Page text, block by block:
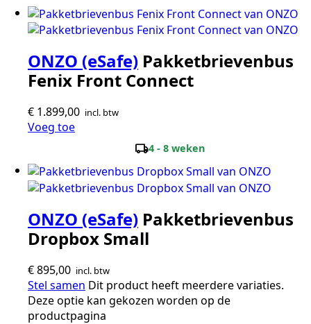
ONZO (eSafe) Pakketbrievenbus
Fenix Front Connect
€ 1.899,00 incl. btw
Voeg toe
local_shipping4 - 8 weken
ONZO (eSafe) Pakketbrievenbus
Dropbox Small
€895,00 incl. btw
Stel samen Dit product heeft meerdere variaties.
Deze optie kan gekozen worden op de
productpagina